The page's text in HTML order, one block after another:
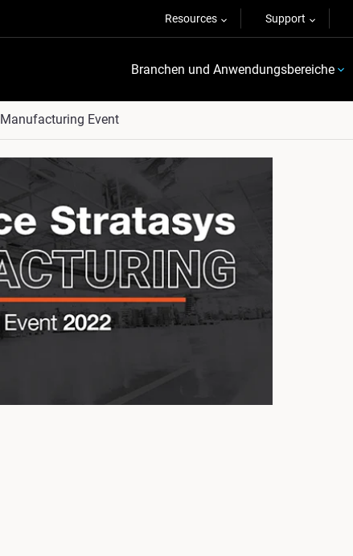
Resources Support
Branchen und Anwendungsbereiche
Manufacturing Event